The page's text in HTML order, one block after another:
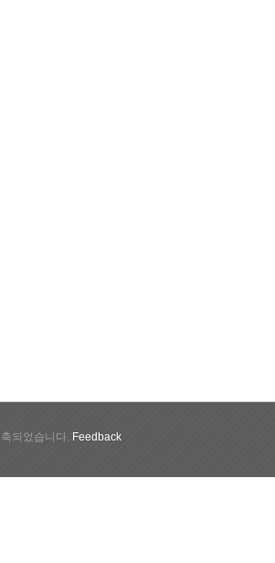
되었습니다. Feedback